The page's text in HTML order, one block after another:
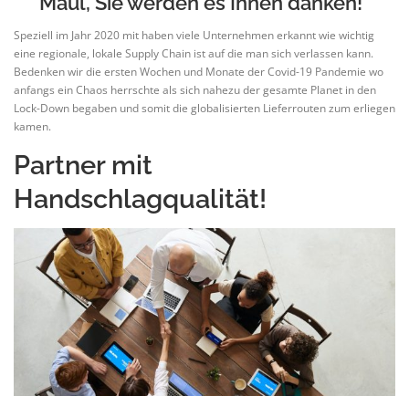
Speziell im Jahr 2020 mit haben viele Unternehmen erkannt wie wichtig
eine regionale, lokale Supply Chain ist auf die man sich verlassen kann.
Bedenken wir die ersten Wochen und Monate der Covid-19 Pandemie wo
anfangs ein Chaos herrschte als sich nahezu der gesamte Planet in den
Lock-Down begaben und somit die globalisierten Lieferrouten zum erliegen
kamen.
Partner mit
Handschlagqualität!